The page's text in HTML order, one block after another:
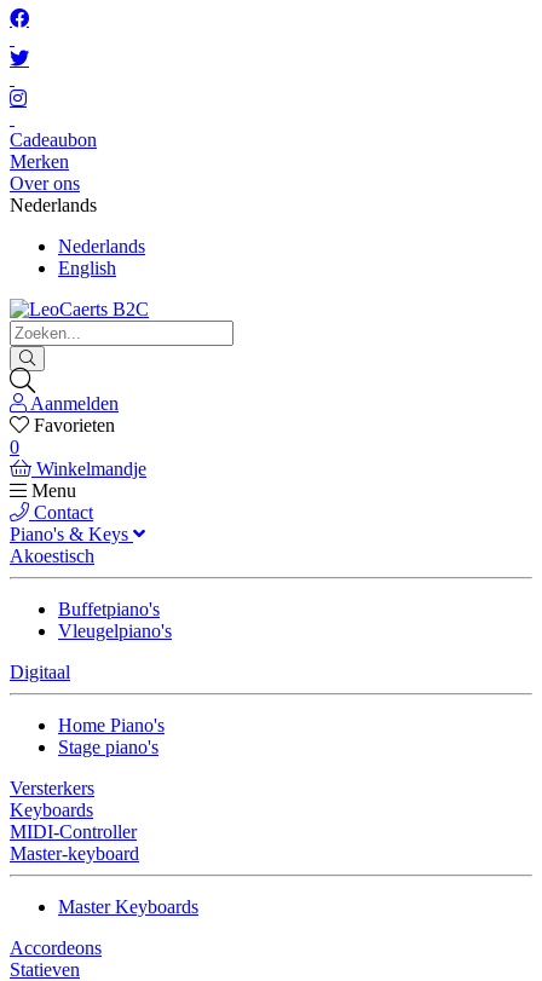
Cadeaubon
Merken
Over ons
Nederlands
Nederlands
English
Aanmelden
Favorieten
0
Winkelmandje
Menu
Contact
Piano's & Keys
Akoestisch
Buffetpiano's
Vleugelpiano's
Digitaal
Home Piano's
Stage piano's
Versterkers
Keyboards
MIDI-Controller
Master-keyboard
Master Keyboards
Accordeons
Statieven